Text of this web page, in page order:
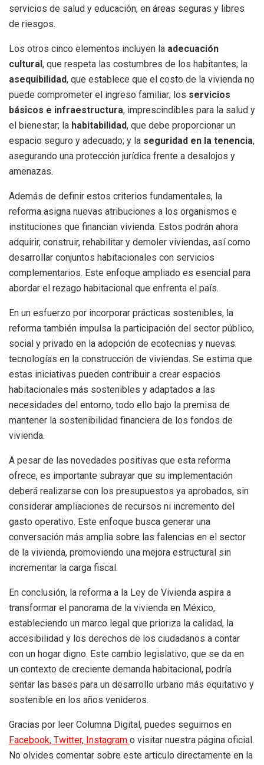
servicios de salud y educación, en áreas seguras y libres
de riesgos.
Los otros cinco elementos incluyen la adecuación
cultural , que respeta las costumbres de los habitantes; la
asequibilidad, que establece que el costo de la vivienda no
puede comprometer el ingreso familiar; los servicios
básicos e infraestructura, imprescindibles para la salud y
el bienestar; la habitabilidad, que debe proporcionar un
espacio seguro y adecuado; y la seguridad en la tenencia,
asegurando una protección jurídica frente a desalojos y
amenazas.
Además de definir estos criterios fundamentales, la
reforma asigna nuevas atribuciones a los organismos e
instituciones que financian vivienda. Estos podrán ahora
adquirir, construir, rehabilitar y demoler viviendas, así como
desarrollar conjuntos habitacionales con servicios
complementarios. Este enfoque ampliado es esencial para
abordar el rezago habitacional que enfrenta el país.
En un esfuerzo por incorporar prácticas sostenibles, la
reforma también impulsa la participación del sector público,
social y privado en la adopción de ecotecnias y nuevas
tecnologías en la construcción de viviendas. Se estima que
estas iniciativas pueden contribuir a crear espacios
habitacionales más sostenibles y adaptados a las
necesidades del entorno, todo ello bajo la premisa de
mantener la sostenibilidad financiera de los fondos de
vivienda.
A pesar de las novedades positivas que esta reforma
ofrece, es importante subrayar que su implementación
deberá realizarse con los presupuestos ya aprobados, sin
considerar ampliaciones de recursos ni incremento del
gasto operativo. Este enfoque busca generar una
conversación más amplia sobre las falencias en el sector
de la vivienda, promoviendo una mejora estructural sin
incrementar la carga fiscal.
En conclusión, la reforma a la Ley de Vivienda aspira a
transformar el panorama de la vivienda en México,
estableciendo un marco legal que prioriza la calidad, la
accesibilidad y los derechos de los ciudadanos a contar
con un hogar digno. Este cambio legislativo, que se da en
un contexto de creciente demanda habitacional, podría
sentar las bases para un desarrollo urbano más equitativo y
sostenible en los años venideros.
Gracias por leer Columna Digital, puedes seguirnos en
Facebook, Twitter, Instagram o visitar nuestra página oficial.
No olvides comentar sobre este articulo directamente en la